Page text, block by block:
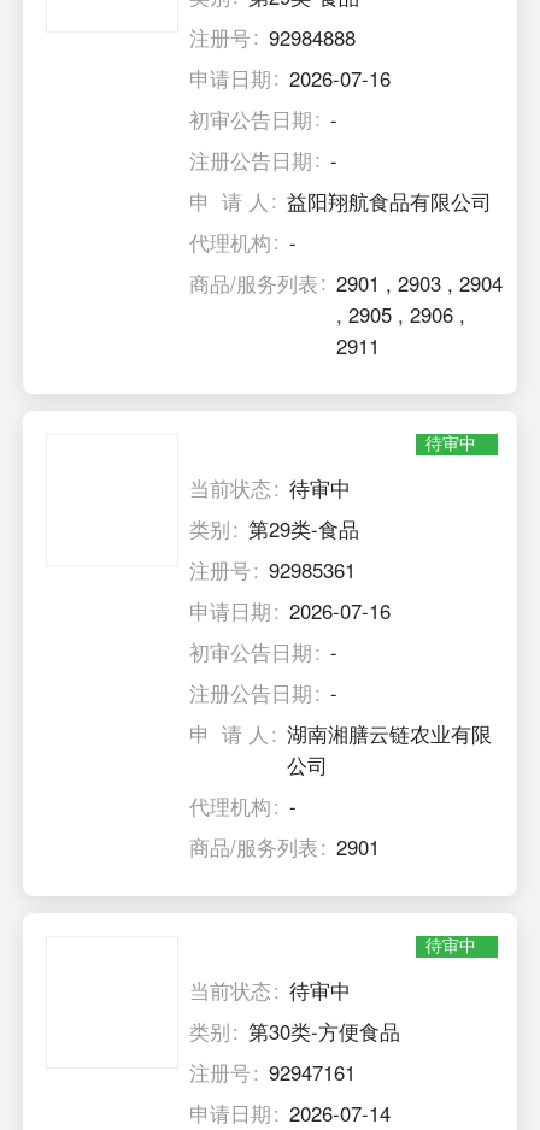
注册号
92984888
申请日期
2026-07-16
初审公告日期
-
注册公告日期
-
申 请 人
益阳翔航食品有限公司
代理机构
-
商品/服务列表
2901 ,2903 ,2904
,2905 ,2906 ,
2911
待审中
当前状态
待审中
类别
第29类-食品
注册号
92985361
申请日期
2026-07-16
初审公告日期
-
注册公告日期
-
申 请 人
湖南湘膳云链农业有限
公司
代理机构
-
商品/服务列表
2901
待审中
当前状态
待审中
类别
第30类-方便食品
注册号
92947161
申请日期
2026-07-14